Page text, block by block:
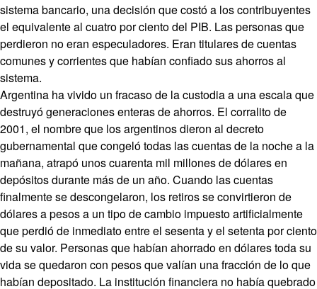
sistema bancario, una decisión que costó a los contribuyentes
el equivalente al cuatro por ciento del PIB. Las personas que
perdieron no eran especuladores. Eran titulares de cuentas
comunes y corrientes que habían confiado sus ahorros al
sistema.
Argentina ha vivido un fracaso de la custodia a una escala que
destruyó generaciones enteras de ahorros. El corralito de
2001, el nombre que los argentinos dieron al decreto
gubernamental que congeló todas las cuentas de la noche a la
mañana, atrapó unos cuarenta mil millones de dólares en
depósitos durante más de un año. Cuando las cuentas
finalmente se descongelaron, los retiros se convirtieron de
dólares a pesos a un tipo de cambio impuesto artificialmente
que perdió de inmediato entre el sesenta y el setenta por ciento
de su valor. Personas que habían ahorrado en dólares toda su
vida se quedaron con pesos que valían una fracción de lo que
habían depositado. La institución financiera no había quebrado